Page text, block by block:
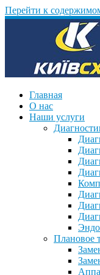
Перейти к
Главная
О нас
Наши услуги
Плановое